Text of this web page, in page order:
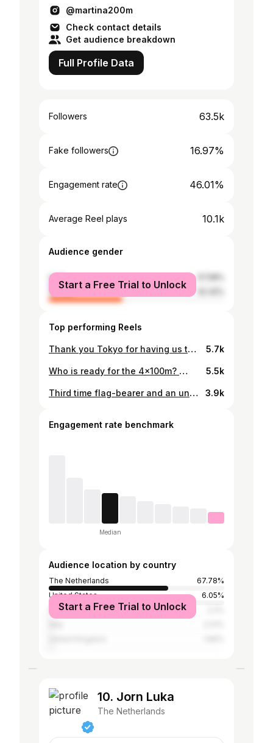
@martina200m
Check contact details
Get audience breakdown
Full Profile Data
Followers 63.5k
Fake followers 16.97%
Engagement rate 46.01%
Average Reel plays 10.1k
Audience gender
male
female
Start a Free Trial to Unlock
Top performing Reels
Thank you Tokyo for having us there and to make the Olympic Games possibel for us. You guys did great. Arigato 🤗 #Teamnl you guys did great. Best games ever and for Athletics too best game ever. Lets continue dreaming and work hard to make those dreams come true, keep inspiring the youth and everybody that look up to us. Proud of you all!! (P.s this is my first foto by the rings after 4 games 😅😅)📸@cavideo 5.7k
Who is ready for the 4x100m? 🙋🏾‍♂️ #justsmile #thankful #blessed🙏 #teamnl 🇨🇼🇳🇱 5.5k
Third time flag-bearer and an unbelievable fifth Olympic Games. Thanks everyone who made this possible, @keetoldenbeuving and whole @teamnlinsta enjoy have fun and lets bring alot of medal back home!!! 3.9k
Engagement rate benchmark
Median
Audience location by country
The Netherlands
67.78%
United States
6.05%
Spain
Start a Free Trial to Unlock
10. Jorn Luka
The Netherlands